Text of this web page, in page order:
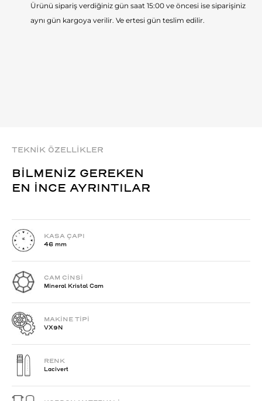
Ürünü sipariş verdiğiniz gün saat 15:00 ve öncesi ise siparişiniz
aynı gün kargoya verilir. Ve ertesi gün teslim edilir.
TEKNİK ÖZELLİKLER
BİLMENİZ GEREKEN
EN İNCE AYRINTILAR
KASA ÇAPI
46 mm
CAM CİNSİ
Mineral Kristal Cam
MAKİNE TİPİ
VX9N
RENK
Lacivert